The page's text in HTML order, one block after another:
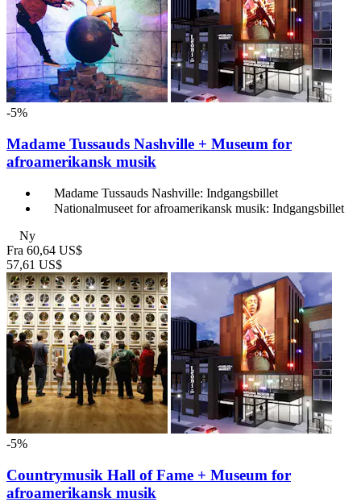
-5%
Madame Tussauds Nashville + Museum for
afroamerikansk musik
Madame Tussauds Nashville: Indgangsbillet
Nationalmuseet for afroamerikansk musik: Indgangsbillet
Ny
Fra 60,64 US$
57,61 US$
-5%
Countrymusik Hall of Fame + Museum for
afroamerikansk musik